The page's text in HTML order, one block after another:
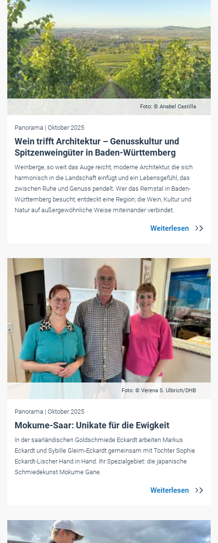
Foto: © Anabel Castilla
Panorama | Oktober 2025
Wein trifft Architektur – Genusskultur und
Spitzenweingüter in Baden-Württemberg
Weinberge, so weit das Auge reicht, moderne Architektur, die sich
harmonisch in die Landschaft einfügt und ein Lebensgefühl, das
zwischen Ruhe und Genuss pendelt: Wer das Remstal in Baden-
Württemberg besucht, entdeckt eine Region, die Wein, Kultur und
Natur auf außergewöhnliche Weise miteinander verbindet.
Foto: © Verena S. Ulbrich/DHB
Panorama | Oktober 2025
Mokume-Saar: Unikate für die Ewigkeit
In der saarländischen Goldschmiede Eckardt arbeiten Markus
Eckardt und Sybille Gleim-Eckardt gemeinsam mit Tochter Sophie
Eckardt-Lischer Hand in Hand. Ihr Spezialgebiet: die japanische
Schmiedekunst Mokume Gane.